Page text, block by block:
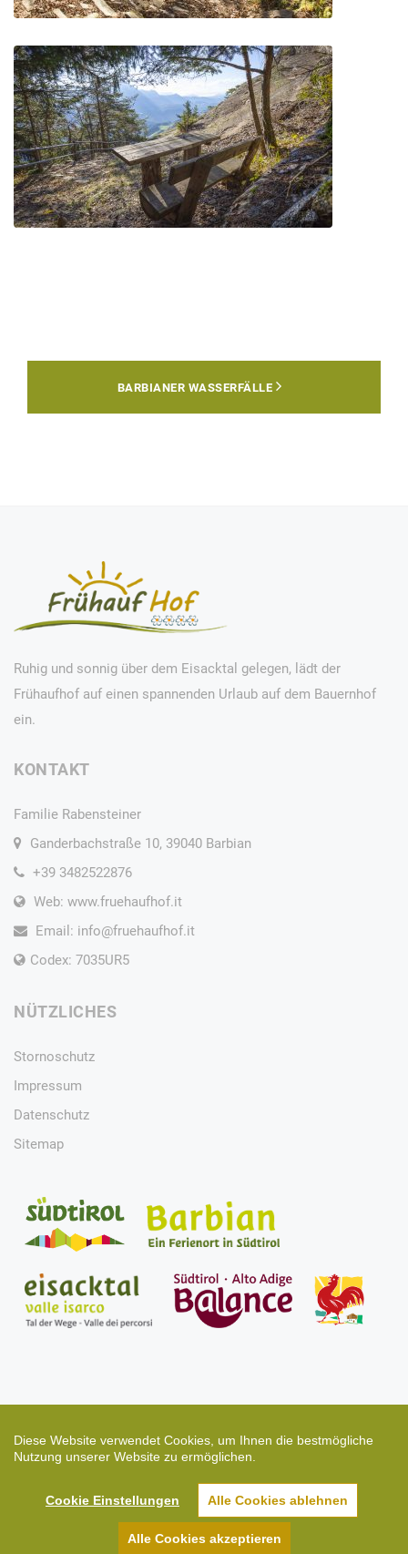
Diese Website verwendet Cookies, um Ihnen die bestmögliche
Nutzung unserer Website zu ermöglichen.
Cookie Einstellungen Alle Cookies ablehnen
Alle Cookies akzeptieren
BARBIANER WASSERFÄLLE
Ruhig und sonnig über dem Eisacktal gelegen, lädt der
Frühaufhof auf einen spannenden Urlaub auf dem Bauernhof
ein.
KONTAKT
Familie Rabensteiner
Ganderbachstraße 10, 39040 Barbian
+39 3482522876
Web: www.fruehaufhof.it
Email: info@fruehaufhof.it
Codex: 7035UR5
NÜTZLICHES
Stornoschutz
Impressum
Datenschutz
Sitemap
Design & Development ©Florian Moser